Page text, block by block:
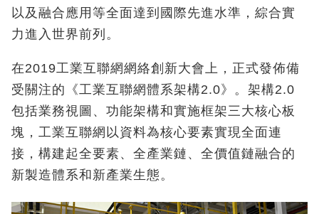
以及融合應用等全面達到國際先進水準，綜合實
力進入世界前列。
在2019工業互聯網網絡創新大會上，正式發佈備
受關注的《工業互聯網體系架構2.0》。架構2.0
包括業務視圖、功能架構和實施框架三大核心板
塊，工業互聯網以資料為核心要素實現全面連
接，構建起全要素、全產業鏈、全價值鏈融合的
新製造體系和新產業生態。